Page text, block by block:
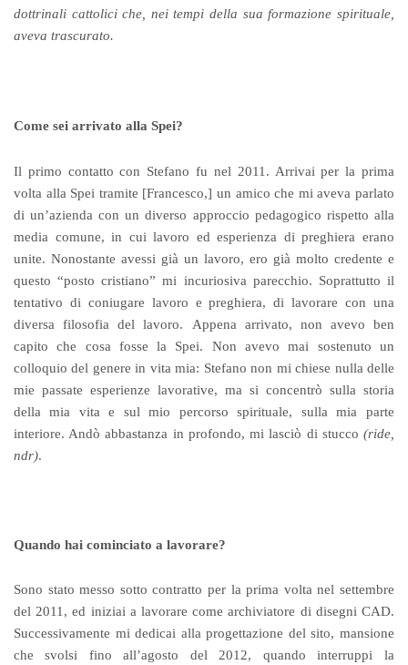
dottrinali cattolici che, nei tempi della sua formazione spirituale,
aveva trascurato.
Come sei arrivato alla Spei?
Il primo contatto con Stefano fu nel 2011. Arrivai per la prima
volta alla Spei tramite [Francesco,] un amico che mi aveva parlato
di un’azienda con un diverso approccio pedagogico rispetto alla
media comune, in cui lavoro ed esperienza di preghiera erano
unite. Nonostante avessi già un lavoro, ero già molto credente e
questo “posto cristiano” mi incuriosiva parecchio. Soprattutto il
tentativo di coniugare lavoro e preghiera, di lavorare con una
diversa filosofia del lavoro. Appena arrivato, non avevo ben
capito che cosa fosse la Spei. Non avevo mai sostenuto un
colloquio del genere in vita mia: Stefano non mi chiese nulla delle
mie passate esperienze lavorative, ma si concentrò sulla storia
della mia vita e sul mio percorso spirituale, sulla mia parte
interiore. Andò abbastanza in profondo, mi lasciò di stucco (ride,
ndr).
Quando hai cominciato a lavorare?
Sono stato messo sotto contratto per la prima volta nel settembre
del 2011, ed iniziai a lavorare come archiviatore di disegni CAD.
Successivamente mi dedicai alla progettazione del sito, mansione
che svolsi fino all’agosto del 2012, quando interruppi la